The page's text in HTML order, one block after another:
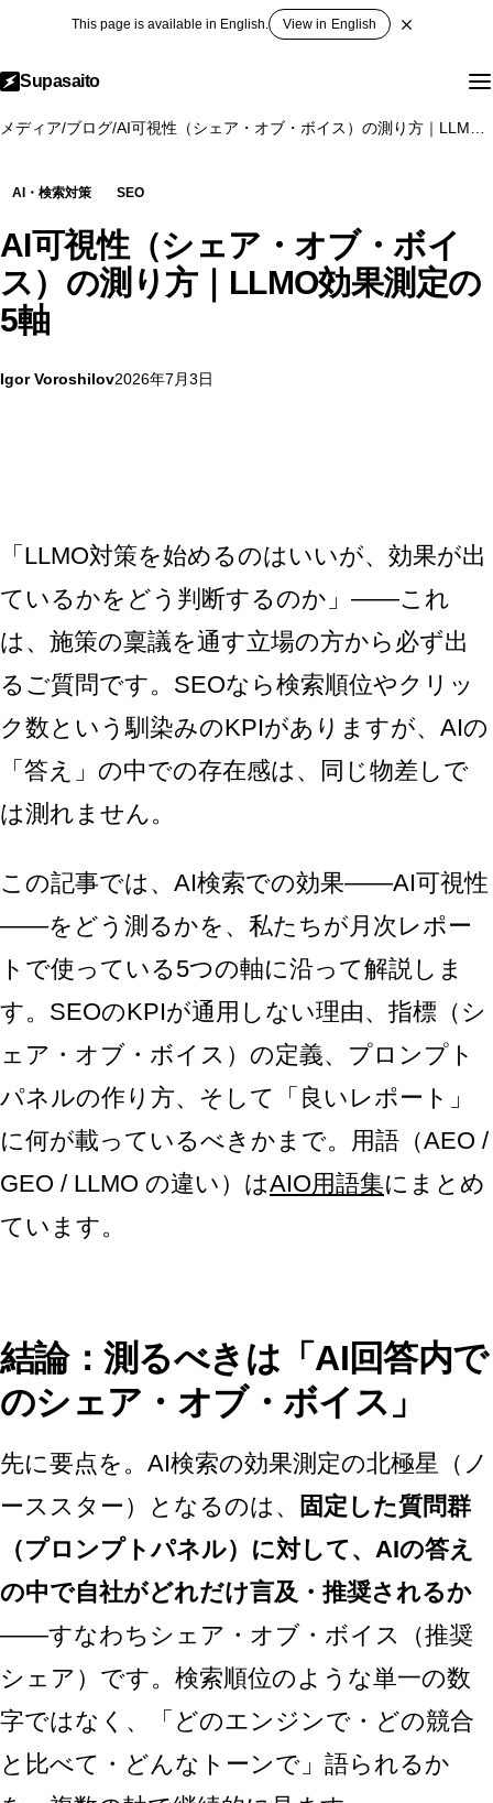
This page is available in English. View in English
Supasaito
メディア/ブログ/
AI・検索対策 SEO
AI可視性（シェア・オブ・ボイ
ス）の測り方｜LLMO効果測定の
5軸
Igor Voroshilov2026年7月3日
「LLMO対策を始めるのはいいが、効果が出
ているかをどう判断するのか」——これ
は、施策の稟議を通す立場の方から必ず出
るご質問です。SEOなら検索順位やクリッ
ク数という馴染みのKPIがありますが、AIの
「答え」の中での存在感は、同じ物差しで
は測れません。
この記事では、AI検索での効果——AI可視性
——をどう測るかを、私たちが月次レポー
トで使っている5つの軸に沿って解説しま
す。SEOのKPIが通用しない理由、指標（シ
ェア・オブ・ボイス）の定義、プロンプト
パネルの作り方、そして「良いレポート」
に何が載っているべきかまで。用語（AEO /
GEO / LLMO の違い）はAIO用語集にまとめ
ています。
結論：測るべきは「AI回答内で
のシェア・オブ・ボイス」
先に要点を。AI検索の効果測定の北極星（ノ
ーススター）となるのは、
固定した質問群
（プロンプトパネル）に対して、AIの答え
の中で自社がどれだけ言及・推奨されるか
——すなわちシェア・オブ・ボイス（推奨
シェア）です。検索順位のような単一の数
字ではなく、「どのエンジンで・どの競合
と比べて・どんなトーンで」語られるか